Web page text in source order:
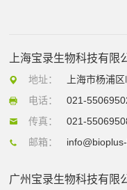
上海宝录生物科技有限
地址：
上海市杨浦
电话：
021-
传真：
021-
邮箱：
广州宝录生物科技有限